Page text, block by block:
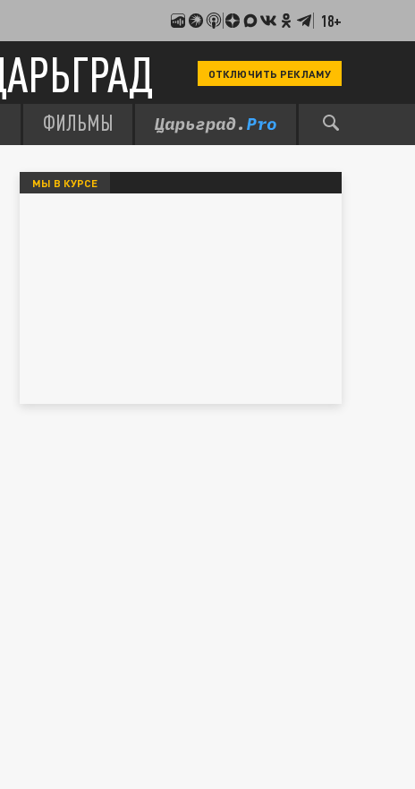
18+
ОТКЛЮЧИТЬ РЕКЛАМУ
ФИЛЬМЫ
МЫ В КУРСЕ